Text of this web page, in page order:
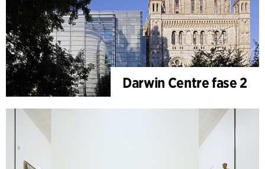
Darwin Centre fase 2